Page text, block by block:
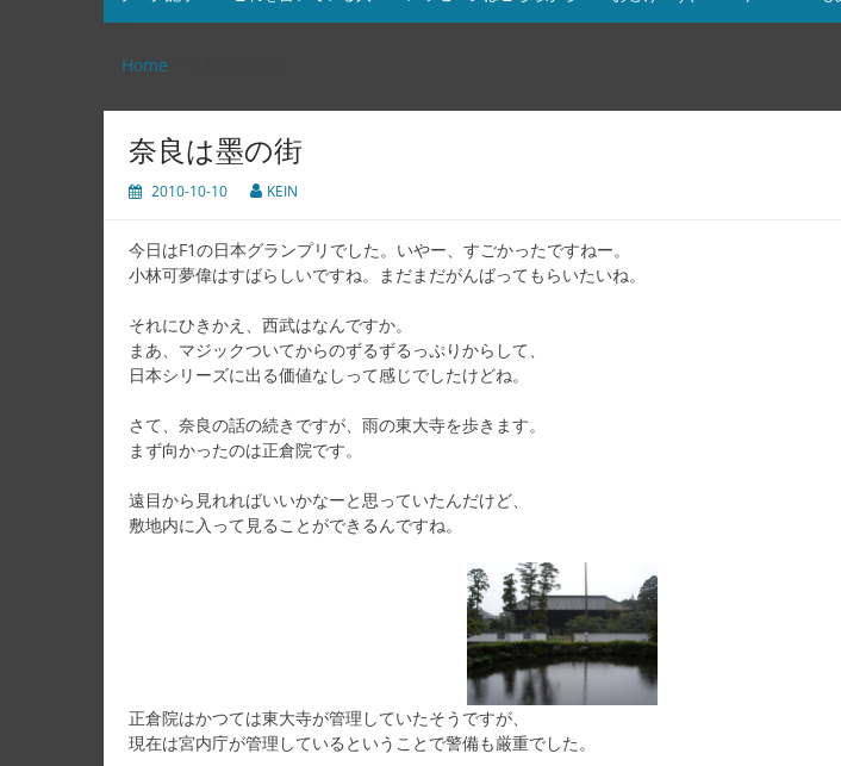
Home
奈良は墨の街
2010-10-10 KEIN
今日はF1の日本グランプリでした。いやー、すごかったですねー。
小林可夢偉はすばらしいですね。まだまだがんばってもらいたいね。
それにひきかえ、西武はなんですか。
まあ、マジックついてからのずるずるっぷりからして、
日本シリーズに出る価値なしって感じでしたけどね。
さて、奈良の話の続きですが、雨の東大寺を歩きます。
まず向かったのは正倉院です。
遠目から見れればいいかなーと思っていたんだけど、
敷地内に入って見ることができるんですね。
正倉院はかつては東大寺が管理していたそうですが、
現在は宮内庁が管理しているということで警備も厳重でした。